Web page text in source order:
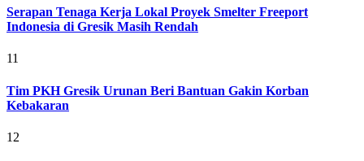
Serapan Tenaga Kerja Lokal Proyek Smelter Freeport
Indonesia di Gresik Masih Rendah
11
Tim PKH Gresik Urunan Beri Bantuan Gakin Korban
Kebakaran
12